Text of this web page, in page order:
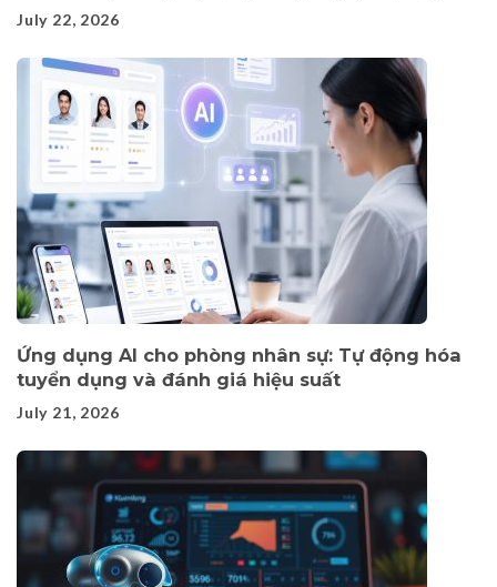
July 22, 2026
Ứng dụng AI cho phòng nhân sự: Tự động hóa
tuyển dụng và đánh giá hiệu suất
July 21, 2026